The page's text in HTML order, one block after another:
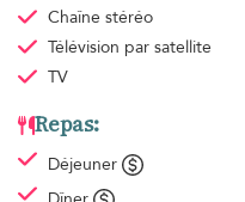
Chaîne stéréo
Télévision par satellite
TV
Repas:
Déjeuner